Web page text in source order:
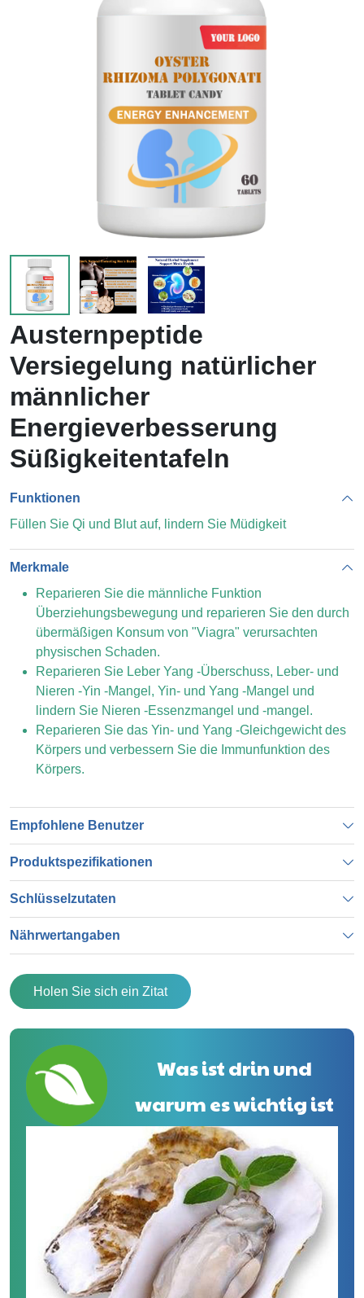
Austernpeptide
Versiegelung natürlicher
männlicher
Energieverbesserung
Süßigkeitentafeln
Funktionen
Füllen Sie Qi und Blut auf, lindern Sie Müdigkeit
Merkmale
Reparieren Sie die männliche Funktion
Überziehungsbewegung und reparieren Sie den durch
übermäßigen Konsum von "Viagra" verursachten
physischen Schaden.
Reparieren Sie Leber Yang -Überschuss, Leber- und
Nieren -Yin -Mangel, Yin- und Yang -Mangel und
lindern Sie Nieren -Essenzmangel und -mangel.
Reparieren Sie das Yin- und Yang -Gleichgewicht des
Körpers und verbessern Sie die Immunfunktion des
Körpers.
Empfohlene Benutzer
Produktspezifikationen
Schlüsselzutaten
Nährwertangaben
Holen Sie sich ein Zitat
Was ist drin und
warum es wichtig ist